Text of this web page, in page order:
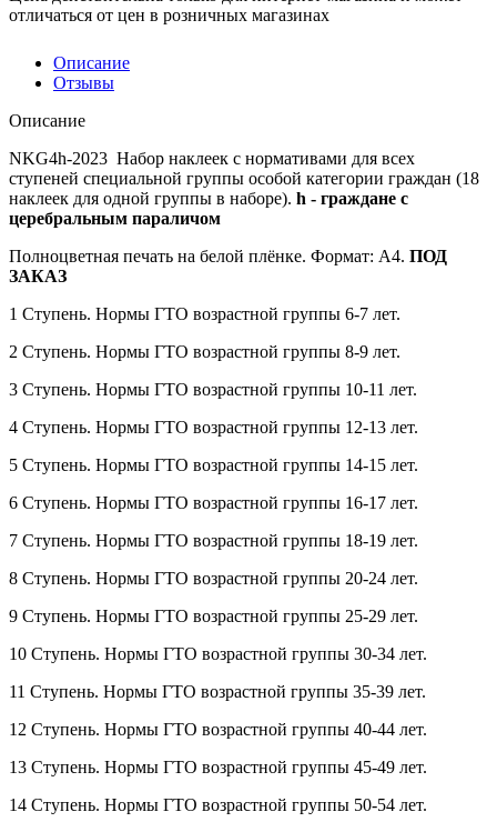
отличаться от цен в розничных магазинах
Описание
Отзывы
Описание
NKG4h-2023 Набор наклеек с нормативами для всех
ступеней специальной группы особой категории граждан (18
наклеек для одной группы в наборе). h - граждане с
церебральным параличом
Полноцветная печать на белой плёнке. Формат: A4. ПОД
ЗАКАЗ
1 Ступень. Нормы ГТО возрастной группы 6-7 лет.
2 Ступень. Нормы ГТО возрастной группы 8-9 лет.
3 Ступень. Нормы ГТО возрастной группы 10-11 лет.
4 Ступень. Нормы ГТО возрастной группы 12-13 лет.
5 Ступень. Нормы ГТО возрастной группы 14-15 лет.
6 Ступень. Нормы ГТО возрастной группы 16-17 лет.
7 Ступень. Нормы ГТО возрастной группы 18-19 лет.
8 Ступень. Нормы ГТО возрастной группы 20-24 лет.
9 Ступень. Нормы ГТО возрастной группы 25-29 лет.
10 Ступень. Нормы ГТО возрастной группы 30-34 лет.
11 Ступень. Нормы ГТО возрастной группы 35-39 лет.
12 Ступень. Нормы ГТО возрастной группы 40-44 лет.
13 Ступень. Нормы ГТО возрастной группы 45-49 лет.
14 Ступень. Нормы ГТО возрастной группы 50-54 лет.